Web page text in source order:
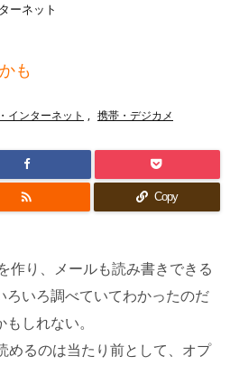
ーネット
も
インターネット , 携帯・デジカメ
 Copy
作り、メールも読み書きできる
ろいろ調べていてわかったのだ
しれない。
めるのは当たり前として、オプ